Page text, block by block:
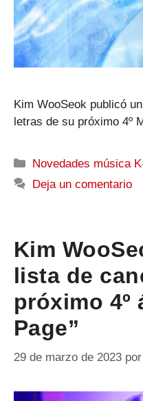
Kim WooSeok publicó
letras de su próximo 4º
Categorías
Novedades música
Deja un comentario
Kim
lista de
próximo 4º
Page”
29 de marzo de 2023 por